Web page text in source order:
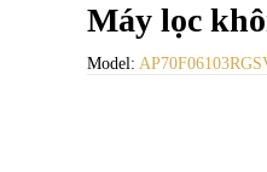
Máy lọc
Model: